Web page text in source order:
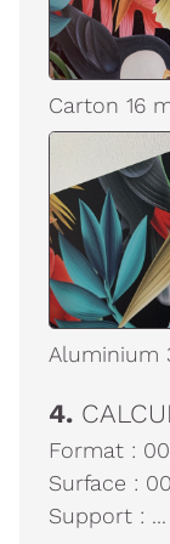
Carton 16
Aluminium
4.
Format :
Surface :
Support : ...